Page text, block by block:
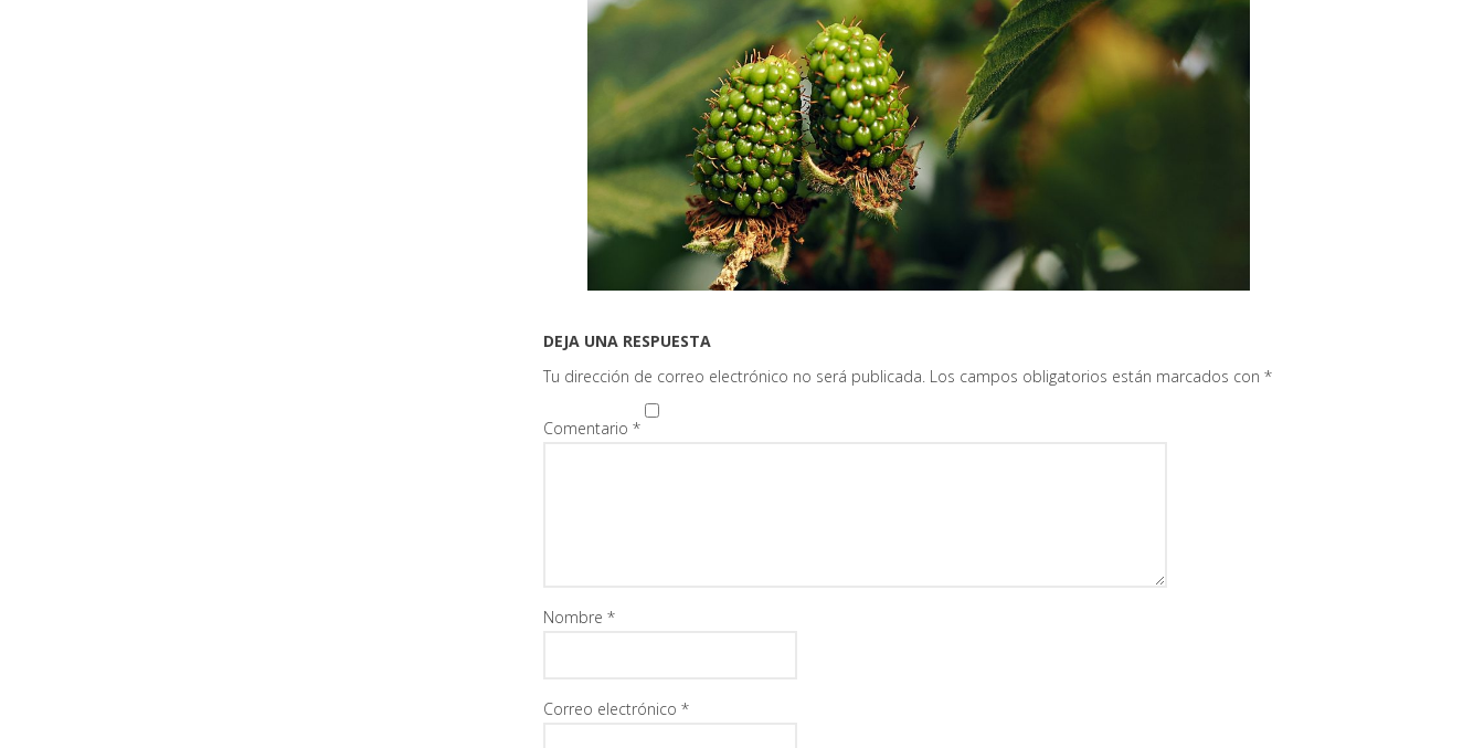
DEJA UNA RESPUESTA
Tu dirección de correo electrónico no será publicada. Los campos obligatorios están marcados con *
Comentario *
Nombre *
Correo electrónico *